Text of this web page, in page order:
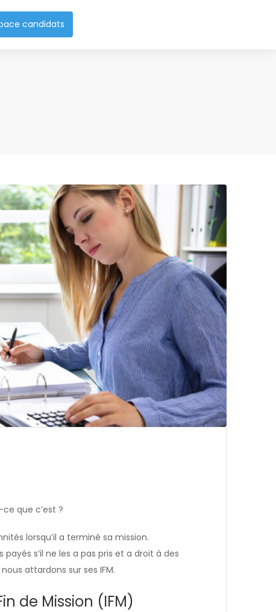
candidats
que c’est ?
lorsqu’il a terminé sa mission.
s’il ne les a pas pris et a droit à des
attardons sur ses IFM.
de Mission (IFM)